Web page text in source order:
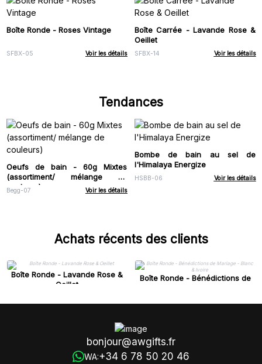
Boîte Ronde - Roses Vintage
SFBX-05 Voir les détails
Boîte Carrée - Lavande Rose &
Oeillet
SFBX-14 Voir les détails
Tendances
Oeufs de bain - 60g Mixtes
(assortiment/ mélange de
couleurs)
Begg-07 Voir les détails
Bombe de bain au sel de
l'Himalaya Energize
HSBB-06 Voir les détails
Achats récents des clients
Boîte Ronde - Lavande Rose &
Oeillet
Boîte Ronde - Bénédictions de
bonjour@awgifts.fr
WA:+34 6 78 50 20 46